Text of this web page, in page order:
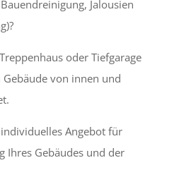
Jalousien
oder Tiefgarage
von innen und
Angebot für
Ihres Gebäudes und der